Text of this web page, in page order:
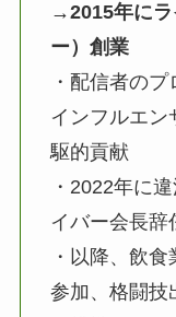
→2015年にラ
ー）創業
・配信者の
インフルエン
駆的貢献
・2022年に
イバー会長辞
・以降、飲
参加、格闘技